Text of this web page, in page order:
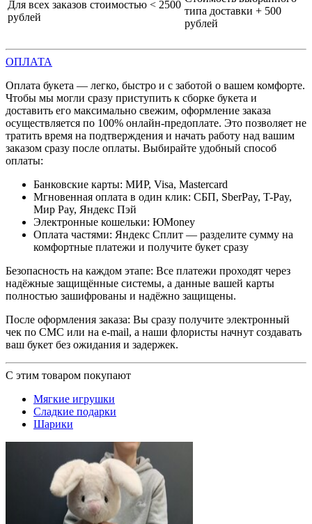
Для всех заказов стоимостью < 2500
рублей
типа доставки + 500
рублей
ОПЛАТА
Оплата букета — легко, быстро и с заботой о вашем комфорте.
Чтобы мы могли сразу приступить к сборке букета и
доставить его максимально свежим, оформление заказа
осуществляется по 100% онлайн-предоплате. Это позволяет не
тратить время на подтверждения и начать работу над вашим
заказом сразу после оплаты. Выбирайте удобный способ
оплаты:
Банковские карты: МИР, Visa, Mastercard
Мгновенная оплата в один клик: СБП, SberPay, T-Pay,
Мир Pay, Яндекс Пэй
Электронные кошельки: ЮMoney
Оплата частями: Яндекс Сплит — разделите сумму на
комфортные платежи и получите букет сразу
Безопасность на каждом этапе: Все платежи проходят через
надёжные защищённые системы, а данные вашей карты
полностью зашифрованы и надёжно защищены.
После оформления заказа: Вы сразу получите электронный
чек по СМС или на e-mail, а наши флористы начнут создавать
ваш букет без ожидания и задержек.
С этим товаром покупают
Мягкие игрушки
Сладкие подарки
Шарики